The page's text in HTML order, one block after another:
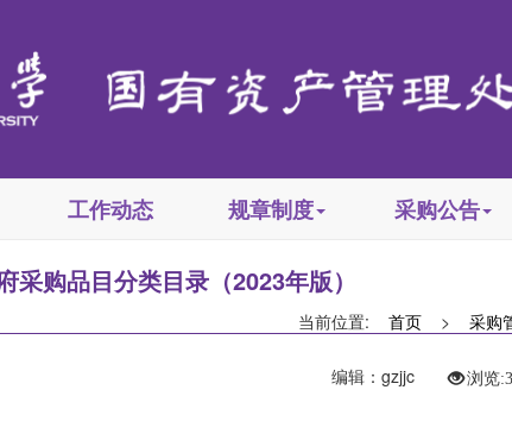
工作动态 规章制度 采购公告
采购品目分类目录（2023年版）
当前位置: 首页 > 采购
编辑：gzjjc 浏览: